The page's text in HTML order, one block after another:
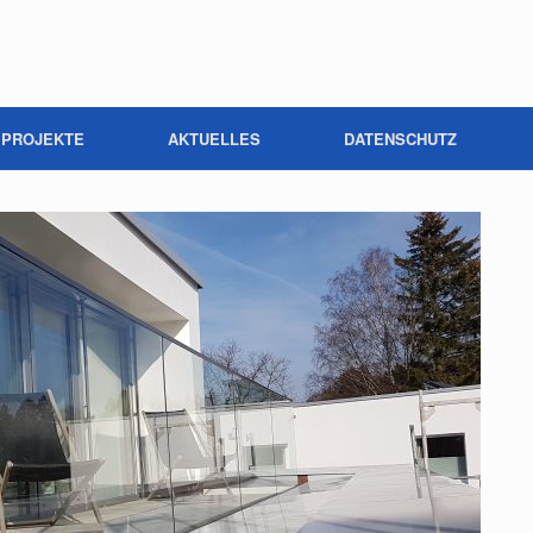
PROJEKTE AKTUELLES DATENSCHUTZ